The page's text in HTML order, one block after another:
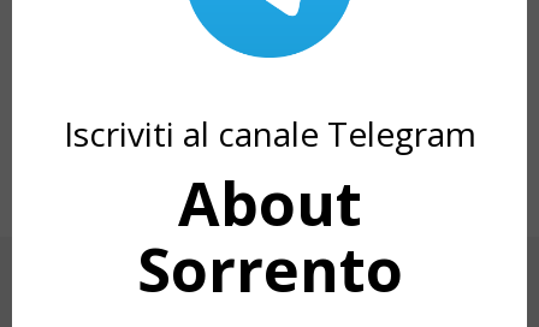
CONDIVIDI SU
Iscriviti al canale Telegram
About
Sorrento